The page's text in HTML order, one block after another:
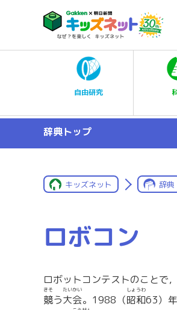
自由研究
辞典トップ
キッズネット 辞典
ロボコン
ロボットコンテストのことで，
競
きそ
う大会
たいかい
。1988（昭和
しょうわ
63）